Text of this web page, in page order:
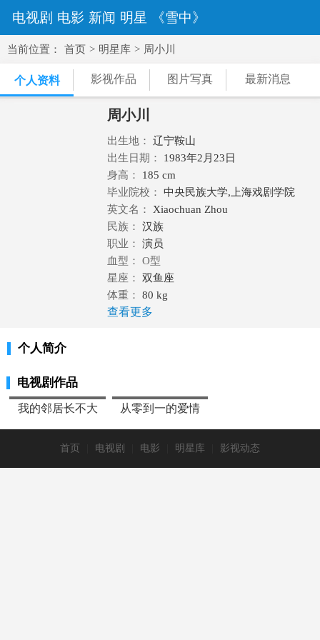
电视剧 电影 新闻 明星 《雪中》
当前位置： 首页 > 明星库 > 周小川
个人资料 影视作品 图片写真 最新消息
周小川
出生地：
辽宁鞍山
出生日期：
1983年2月23日
身高：
185 cm
毕业院校：
中央民族大学,上海戏剧学院
英文名：
Xiaochuan Zhou
民族：
汉族
职业：
演员
血型： O型
星座：
双鱼座
体重：
80 kg
查看更多
个人简介
电视剧作品
2021
我的邻居长不大 从零到一的爱情
首页 电视剧 电影 明星库 影视动态